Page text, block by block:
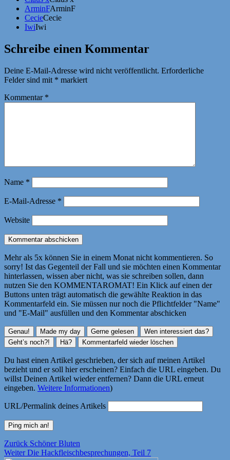
ArminFArminF
CecieCecie
IwiIwi
Schreibe einen Kommentar
Deine E-Mail-Adresse wird nicht veröffentlicht. Erforderliche
Felder sind mit * markiert
Kommentar *
Name *
E-Mail-Adresse *
Website
Mehr als 5x können Sie in einem Monat nicht kommentieren. So
sorry! Ist das Gegenteil der Fall und sie möchten einen Kommentar
hinterlassen, wissen aber nicht, was sie schreiben sollen, dann
nutzen Sie den KOMMENTAROMAT! Ein Klick auf einen der
Buttons unten trägt automatisch die gewählte Reaktion in das
Kommentarfeld ein. Sie müssen nur noch die Pflichtfelder "Name"
und "E-Mail" ausfüllen und den Kommentar abschicken
Du hast einen Artikel geschrieben, der sich auf meinen Artikel
bezieht und er soll hier erscheinen? Einfach die URL eingeben. Du
willst Deinen Artikel wieder entfernen? Dann die URL erneut
eingeben. Weitere Informationen)
URL/Permalink deines Artikels
Beitragsnavigation
Zurück Vorheriger
Beitrag:
Schöner Bluten
Weiter Nächster
Die Hackfleischbesprechungen, Teil 7